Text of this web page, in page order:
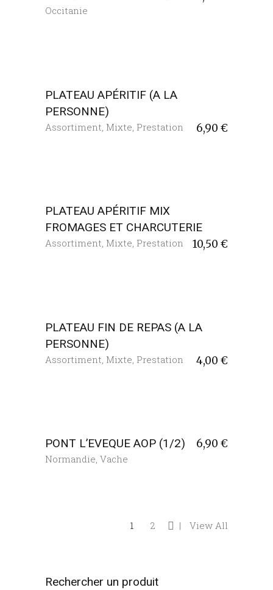
Occitanie
PLATEAU APÉRITIF (A LA
PERSONNE)
6,90 €
Assortiment Mixte Prestation
PLATEAU APÉRITIF MIX
FROMAGES ET CHARCUTERIE
10,50 €
Assortiment, Mixte, Prestation
PLATEAU FIN DE REPAS (A LA
PERSONNE)
4,00 €
Assortiment Mixte Prestation
PONT L’EVEQUE AOP (1/2) 6,90 €
Normandie, Vache
1 2 View All
Rechercher un produit